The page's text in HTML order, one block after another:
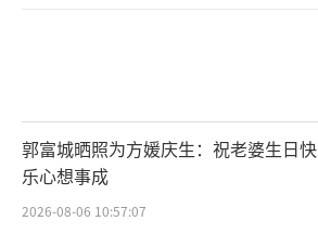
郭富城晒照为方媛庆生：祝老婆生日快
乐心想事成
2026-08-06 10:57:07